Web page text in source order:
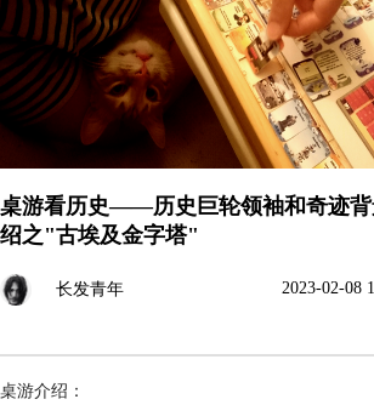
桌游看历史——历史巨轮领袖和奇迹
绍之"古埃及金字塔"
长发青年 2023-02-08
桌游介绍：